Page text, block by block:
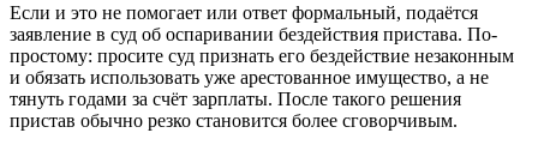
Если и это не помогает или ответ формальный, подаётся
заявление в суд об оспаривании бездействия пристава. По-
простому: просите суд признать его бездействие незаконным
и обязать использовать уже арестованное имущество, а не
тянуть годами за счёт зарплаты. После такого решения
пристав обычно резко становится более сговорчивым.